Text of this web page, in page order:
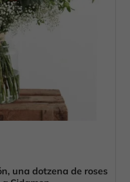
una dotzena de roses